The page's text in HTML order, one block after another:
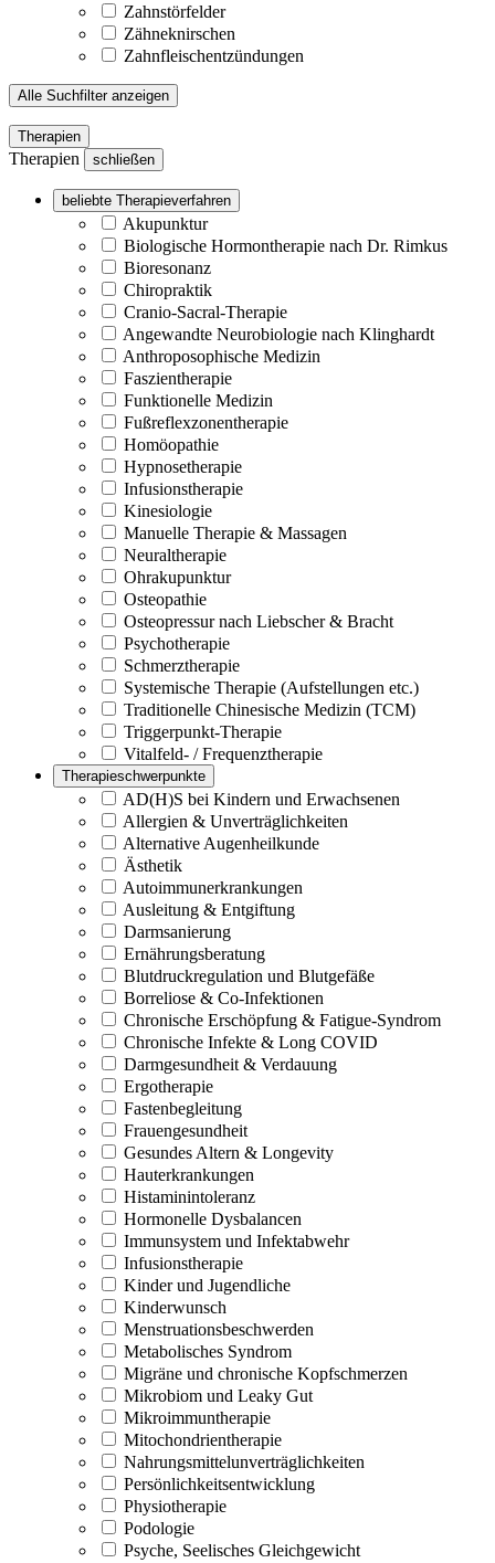
Zahnstörfelder
Zähneknirschen
Zahnfleischentzündungen
Alle Suchfilter anzeigen
Therapien
Therapien schließen
beliebte Therapieverfahren
Akupunktur
Biologische Hormontherapie nach Dr. Rimkus
Bioresonanz
Chiropraktik
Cranio-Sacral-Therapie
Angewandte Neurobiologie nach Klinghardt
Anthroposophische Medizin
Faszientherapie
Funktionelle Medizin
Fußreflexzonentherapie
Homöopathie
Hypnosetherapie
Infusionstherapie
Kinesiologie
Manuelle Therapie & Massagen
Neuraltherapie
Ohrakupunktur
Osteopathie
Osteopressur nach Liebscher & Bracht
Psychotherapie
Schmerztherapie
Systemische Therapie (Aufstellungen etc.)
Traditionelle Chinesische Medizin (TCM)
Triggerpunkt-Therapie
Vitalfeld- / Frequenztherapie
Therapieschwerpunkte
AD(H)S bei Kindern und Erwachsenen
Allergien & Unverträglichkeiten
Alternative Augenheilkunde
Ästhetik
Autoimmunerkrankungen
Ausleitung & Entgiftung
Darmsanierung
Ernährungsberatung
Blutdruckregulation und Blutgefäße
Borreliose & Co-Infektionen
Chronische Erschöpfung & Fatigue-Syndrom
Chronische Infekte & Long COVID
Darmgesundheit & Verdauung
Ergotherapie
Fastenbegleitung
Frauengesundheit
Gesundes Altern & Longevity
Hauterkrankungen
Histaminintoleranz
Hormonelle Dysbalancen
Immunsystem und Infektabwehr
Infusionstherapie
Kinder und Jugendliche
Kinderwunsch
Menstruationsbeschwerden
Metabolisches Syndrom
Migräne und chronische Kopfschmerzen
Mikrobiom und Leaky Gut
Mikroimmuntherapie
Mitochondrientherapie
Nahrungsmittelunverträglichkeiten
Persönlichkeitsentwicklung
Physiotherapie
Podologie
Psyche, Seelisches Gleichgewicht